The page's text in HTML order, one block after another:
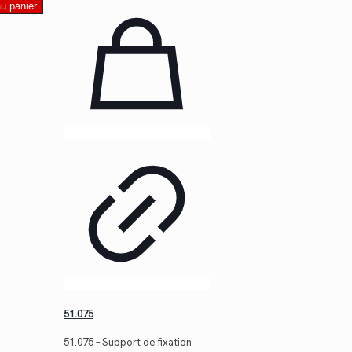
panier
51.075
51.075 – Support de fixation